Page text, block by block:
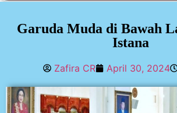
Garuda Muda di Bawah
Istana
Zafira CR April 30, 2024